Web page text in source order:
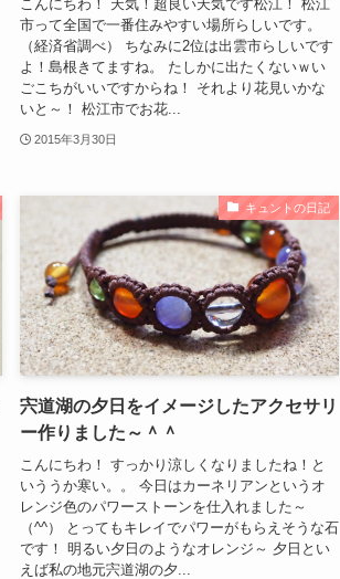
こんにちわ！ 天気！超良い天気です松江！ 松江
市って全国で一番住みやすい場所らしいです。
（経済省調べ） ちなみに2位は出雲市らしいです
よ！島根きてますね。 たしかに出たくないｗい
ごこちがいいですからね！ それより花見いかな
いと～！ 松江市でお花...
2015年3月30日
キュントの日記
宍道湖の夕日をイメージしたアクセサリ
ー作りました～＾＾
こんにちわ！ すっかり涼しくなりましたね！と
いううか寒い。。 今日はカーネリアンというオ
レンジ色のパワーストーンを仕入れました～
（^^） とってもキレイでパワーがもらえそうな石
です！ 明るい夕日のようなオレンジ～ 夕日とい
えば私の地元宍道湖の夕...